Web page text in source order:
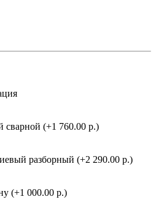
сварной (+1 760.00 р.)
разборный (+2 290.00 р.)
(+1 000.00 р.)